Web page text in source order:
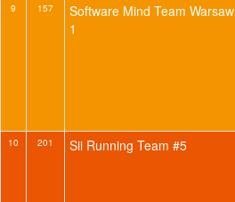
9 157
Software Mind Team Warsaw
1
10 201 Sii Running Team #5